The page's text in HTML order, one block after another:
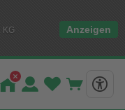
KG
Anzeigen